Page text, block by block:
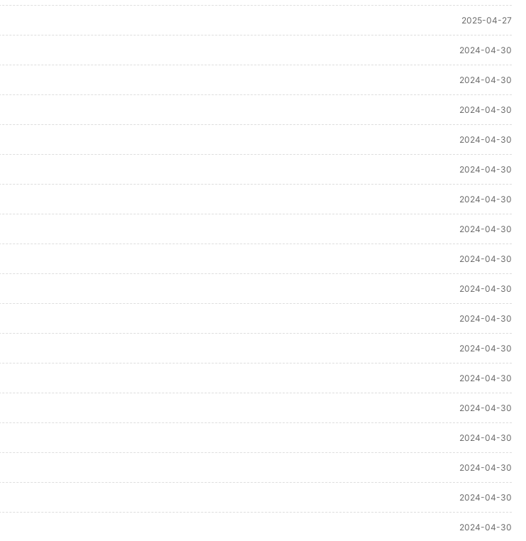
2025-04-27
2024-04-30
2024-04-30
2024-04-30
2024-04-30
2024-04-30
2024-04-30
2024-04-30
2024-04-30
2024-04-30
2024-04-30
2024-04-30
2024-04-30
2024-04-30
2024-04-30
2024-04-30
2024-04-30
2024-04-30